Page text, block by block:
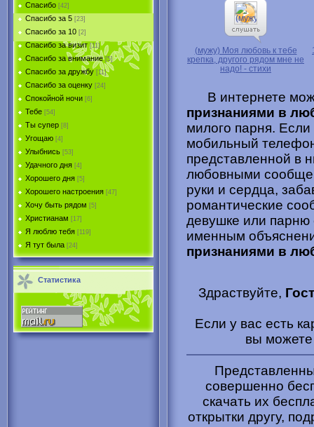
Спасибо [42]
Спасибо за 5 [23]
Спасибо за 10 [2]
Спасибо за визит [11]
Спасибо за внимание [5]
Спасибо за дружбу [11]
Спасибо за оценку [24]
Спокойной ночи [6]
Тебе [54]
Ты супер [8]
Угощаю [4]
Улыбнись [53]
Удачного дня [4]
Хорошего дня [5]
Хорошего настроения [47]
Хочу быть рядом [5]
Христианам [17]
Я люблю тебя [119]
Я тут была [24]
Статистика
(мужу) Моя любовь к тебе
крепка, другого рядом мне не
надо! - стихи
В интернете
признаниями в
милого парня.
мобильный
представленной в
любовными
руки и сердца,
романтические
девушке или парню
именным
признаниями в
Здраствуйте,
Если у вас есть
вы
совершенно
скачать их
открытки другу,